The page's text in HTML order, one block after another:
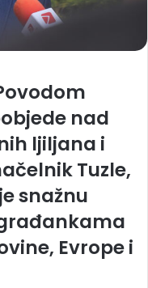
nad
ljiljana i
Tuzle,
snažnu
Evrope i